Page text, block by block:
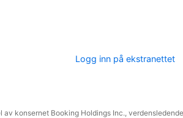
Logg inn på ekstranettet
av konsernet Booking Holdings Inc.,